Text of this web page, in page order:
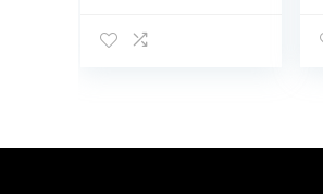
ng Elektrische
sters